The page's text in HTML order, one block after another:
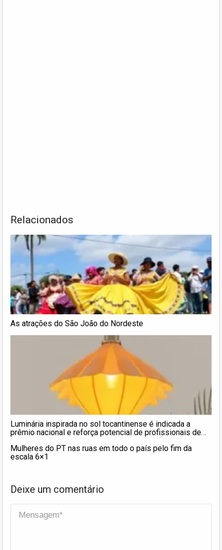
Relacionados
As atrações do São João do Nordeste
Luminária inspirada no sol tocantinense é indicada a
prêmio nacional e reforça potencial de profissionais de
Mulheres do PT nas ruas em todo o país pelo fim da
escala 6×1
Deixe um comentário